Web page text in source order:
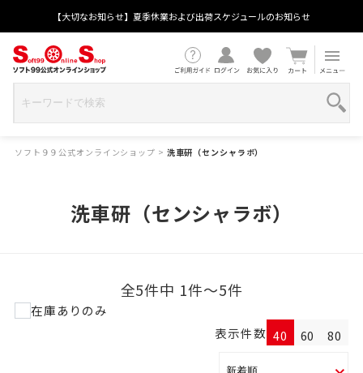
【大切なお知らせ】夏季休業および出荷スケジュールのお知らせ
ソフト９９公式オンラインショップ > 洗車研（センシャラボ）
洗車研（センシャラボ）
全5件中 1件～5件
在庫ありのみ
表示件数 40 60 80